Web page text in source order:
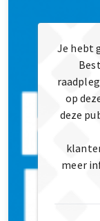
Je hebt
op
deze
meer